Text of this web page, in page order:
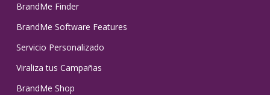
BrandMe Finder
BrandMe Software Features
Servicio Personalizado
Viraliza tus Campañas
BrandMe Shop